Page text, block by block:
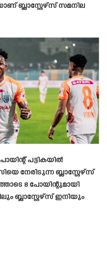
ബ്ലാസ്റ്റേഴ്‌സ് സമനില
പട്ടികയിൽ
നേരിടുന്ന ബ്ലാസ്റ്റേഴ്സ്
8 പോയിന്റുമായി
ബ്ലാസ്റ്റേഴ്സ് ഇനിയും